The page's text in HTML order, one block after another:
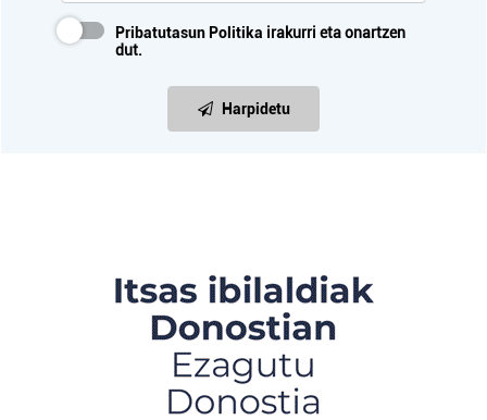
Pribatutasun Politika irakurri eta onartzen
dut.
Harpidetu